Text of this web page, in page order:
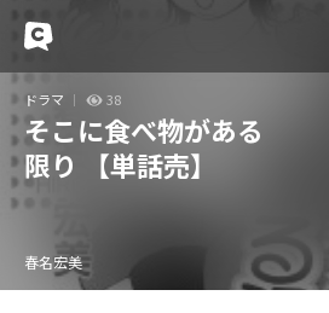
ドラマ 38
そこに食べ物がある
限り 【単話売】
春名宏美